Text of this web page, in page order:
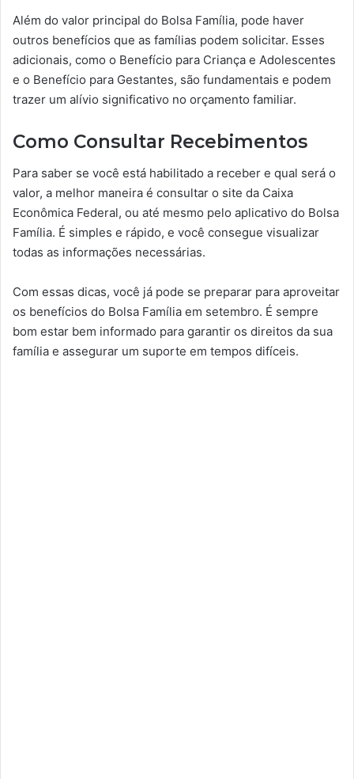
Além do valor principal do Bolsa Família, pode haver
outros benefícios que as famílias podem solicitar. Esses
adicionais, como o Benefício para Criança e Adolescentes
e o Benefício para Gestantes, são fundamentais e podem
trazer um alívio significativo no orçamento familiar.
Como Consultar Recebimentos
Para saber se você está habilitado a receber e qual será o
valor, a melhor maneira é consultar o site da Caixa
Econômica Federal, ou até mesmo pelo aplicativo do Bolsa
Família. É simples e rápido, e você consegue visualizar
todas as informações necessárias.
Com essas dicas, você já pode se preparar para aproveitar
os benefícios do Bolsa Família em setembro. É sempre
bom estar bem informado para garantir os direitos da sua
família e assegurar um suporte em tempos difíceis.